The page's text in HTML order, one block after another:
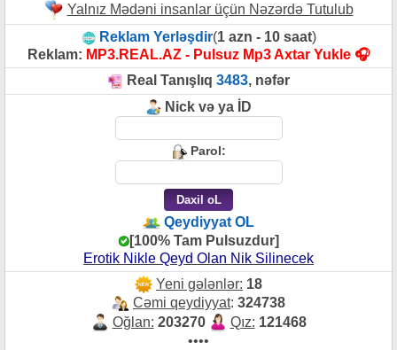
Yalnız Mədəni insanlar üçün Nəzərdə Tutulub
Reklam Yerləşdir(1 azn - 10 saat)
Reklam: MP3.REAL.AZ - Pulsuz Mp3 Axtar Yukle 🎧
Real Tanışlıq 3483, nəfər
Nick və ya İD
Parol:
Qeydiyyat OL
[100% Tam Pulsuzdur]
Erotik Nikle Qeyd Olan Nik Silinecek
Yeni gələnlər: 18
Cəmi qeydiyyat: 324738
Oğlan: 203270 Qız: 121468
••••